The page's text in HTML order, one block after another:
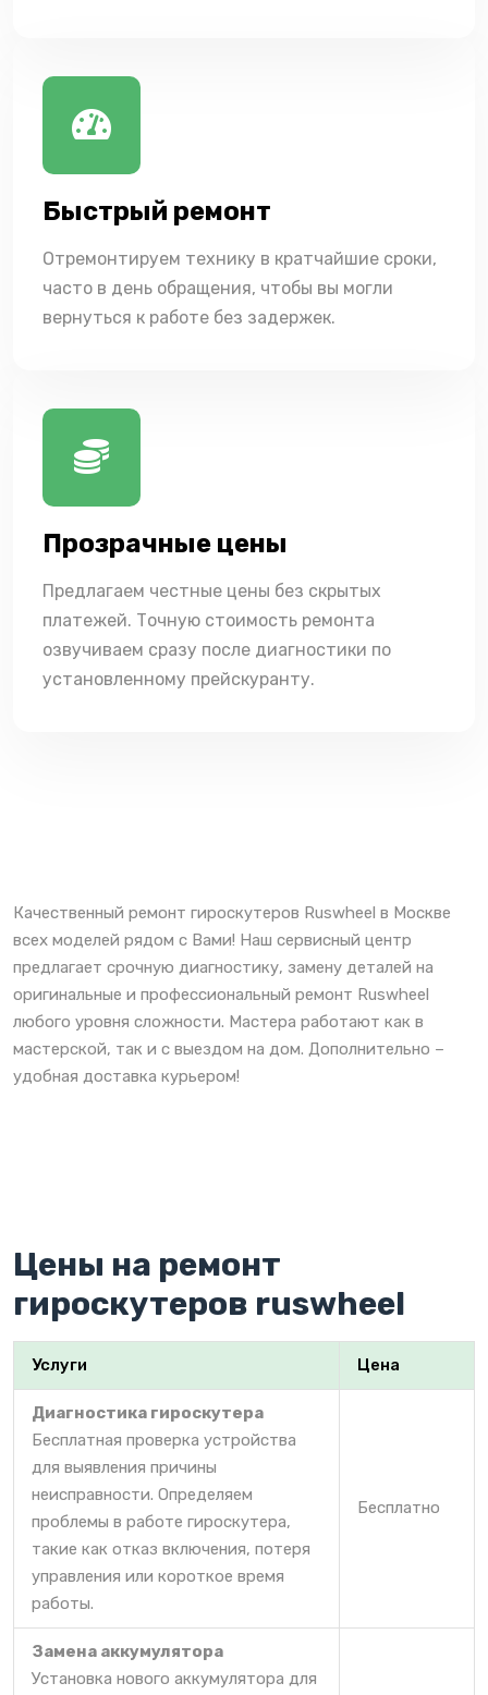
Быстрый ремонт
Отремонтируем технику в кратчайшие сроки,
часто в день обращения, чтобы вы могли
вернуться к работе без задержек.
Прозрачные цены
Предлагаем честные цены без скрытых
платежей. Точную стоимость ремонта
озвучиваем сразу после диагностики по
установленному прейскуранту.
Качественный ремонт гироскутеров Ruswheel в Москве
всех моделей рядом с Вами! Наш сервисный центр
предлагает срочную диагностику, замену деталей на
оригинальные и профессиональный ремонт Ruswheel
любого уровня сложности. Мастера работают как в
мастерской, так и с выездом на дом. Дополнительно –
удобная доставка курьером!
Цены на ремонт
гироскутеров ruswheel
Услуги Цена
Диагностика гироскутера
Бесплатная проверка устройства
для выявления причины
неисправности. Определяем
проблемы в работе гироскутера,
такие как отказ включения, потеря
управления или короткое время
работы.
Бесплатно
Замена аккумулятора
Установка нового аккумулятора для